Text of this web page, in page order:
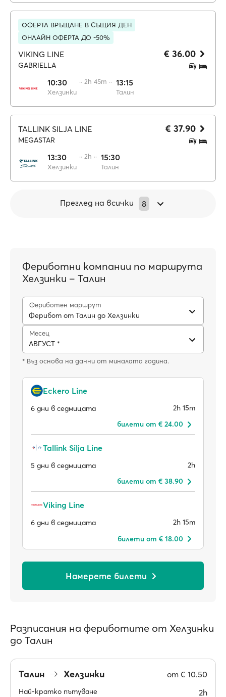
ОФЕРТА ВРЪЩАНЕ В СЪЩИЯ ДЕН
ОНЛАЙН ОФЕРТА ДО -50%
VIKING LINE
GABRIELLA
10:30
Хелзинки
·· 2h 45m ·· 13:15
Талин
€ 36.00
TALLINK SILJA LINE
MEGASTAR
13:30
Хелзинки
·· 2h ·· 15:30
Талин
€ 37.90
Преглед на всички 8
Фериботни компании по маршрута
Хелзинки – Талин
Фериботен маршрут
Ферибот от Талин до Хелзинки
Месец
АВГУСТ *
* Въз основа на данни от миналата година.
Eckero Line
6 дни в седмицата
2h 15m
билети от € 24.00
Tallink Silja Line
5 дни в седмицата
2h
билети от € 38.90
Viking Line
6 дни в седмицата
2h 15m
билети от € 18.00
Намерете билети
Разписания на фериботите от Хелзинки
до Талин
Талин Хелзинки от € 10.50
Най-кратко пътуване 2h